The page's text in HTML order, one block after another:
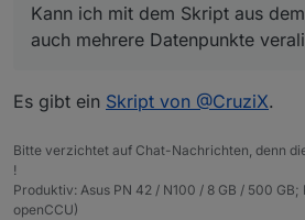
Kann ich mit dem Skript aus
auch mehrere Datenpunkte
Es gibt ein Skript von @CruziX.
Bitte verzichtet auf Chat-Nachrichten, denn
!
Produktiv: Asus PN 42 / N100 / 8 GB / 500
openCCU)